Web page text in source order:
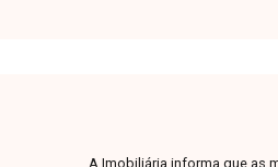
A Imobiliária informa que as